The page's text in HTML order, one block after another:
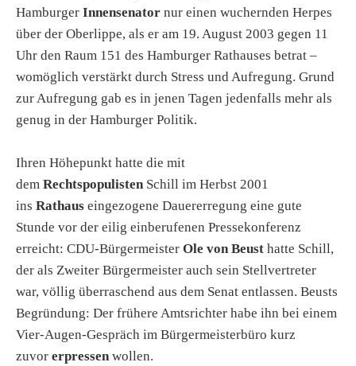
Hamburger Innensenator nur einen wuchernden Herpes
über der Oberlippe, als er am 19. August 2003 gegen 11
Uhr den Raum 151 des Hamburger Rathauses betrat –
womöglich verstärkt durch Stress und Aufregung. Grund
zur Aufregung gab es in jenen Tagen jedenfalls mehr als
genug in der Hamburger Politik.
Ihren Höhepunkt hatte die mit
dem Rechtspopulisten Schill im Herbst 2001
ins Rathaus eingezogene Dauererregung eine gute
Stunde vor der eilig einberufenen Pressekonferenz
erreicht: CDU-Bürgermeister Ole von Beust hatte Schill,
der als Zweiter Bürgermeister auch sein Stellvertreter
war, völlig überraschend aus dem Senat entlassen. Beusts
Begründung: Der frühere Amtsrichter habe ihn bei einem
Vier-Augen-Gespräch im Bürgermeisterbüro kurz
zuvor erpressenwollen.